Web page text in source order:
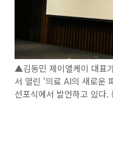
▲김동민 제이엘케이 대표
서 열린 ‘의료 AI의 새로운
선포식에서 발언하고 있다.